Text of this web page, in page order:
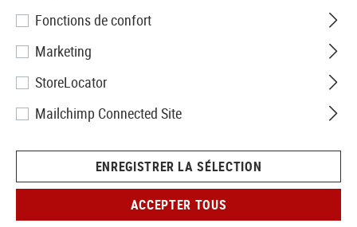
VENTE
EN STOCK EN STOCK
Fonctions de confort
Marketing
StoreLocator
Mailchimp Connected Site
ENREGISTRER LA SÉLECTION
ACCEPTER TOUS